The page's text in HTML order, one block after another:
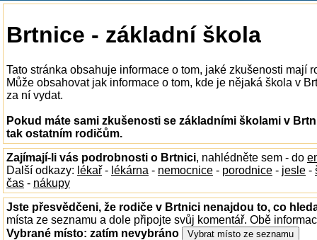
Brtnice - základní škola
Tato stránka obsahuje informace o tom, jaké zkušenosti mají
Může obsahovat jak informace o tom, kde je nějaká škola v
za ní vydat.
Pokud máte sami zkušenosti se základními školami v
tak ostatním rodičům.
Zajímají-li vás podrobnosti o Brtnici, nahlédněte sem - do
Další odkazy: lékař - lékárna - nemocnice - porodnice - jesle -
čas - nákupy
Jste přesvědčeni, že rodiče v Brtnici nenajdou to, co
místa ze seznamu a dole připojte svůj komentář. Obě
Vybrané místo: zatím nevybráno